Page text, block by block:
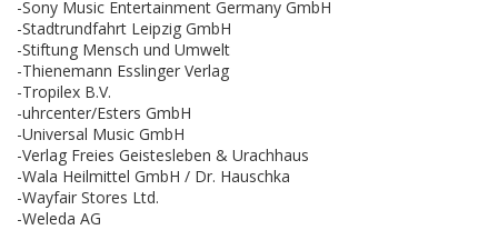
-Sony Music Entertainment Germany GmbH
-Stadtrundfahrt Leipzig GmbH
-Stiftung Mensch und Umwelt
-Thienemann Esslinger Verlag
-Tropilex B.V.
-uhrcenter/Esters GmbH
-Universal Music GmbH
-Verlag Freies Geistesleben & Urachhaus
-Wala Heilmittel GmbH / Dr. Hauschka
-Wayfair Stores Ltd.
-Weleda AG